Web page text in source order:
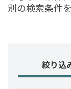
別の検索条件
絞り込